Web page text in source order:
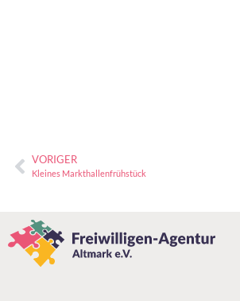
VORIGER
Kleines Markthallenfrühstück